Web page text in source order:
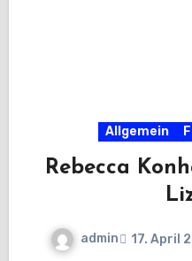
Allgemein
Rebecca
admin 17. April